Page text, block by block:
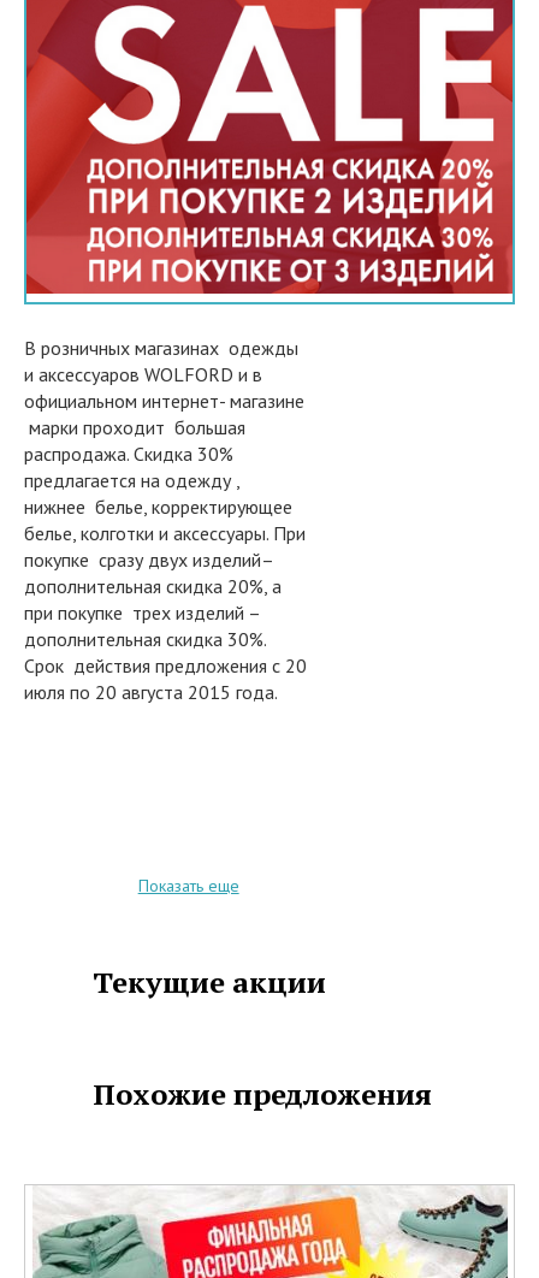
В розничных магазинах одежды
и аксессуаров WOLFORD и в
официальном интернет- магазине
марки проходит большая
распродажа. Скидка 30%
предлагается на одежду ,
нижнее белье, корректирующее
белье, колготки и аксессуары. При
покупке сразу двух изделий–
дополнительная скидка 20%, а
при покупке трех изделий –
дополнительная скидка 30%.
Срок действия предложения с 20
июля по 20 августа 2015 года.
Показать еще
Текущие акции
Похожие предложения